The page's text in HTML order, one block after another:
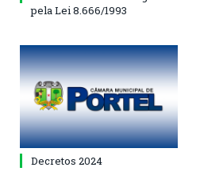
pela Lei 8.666/1993
Decretos 2024